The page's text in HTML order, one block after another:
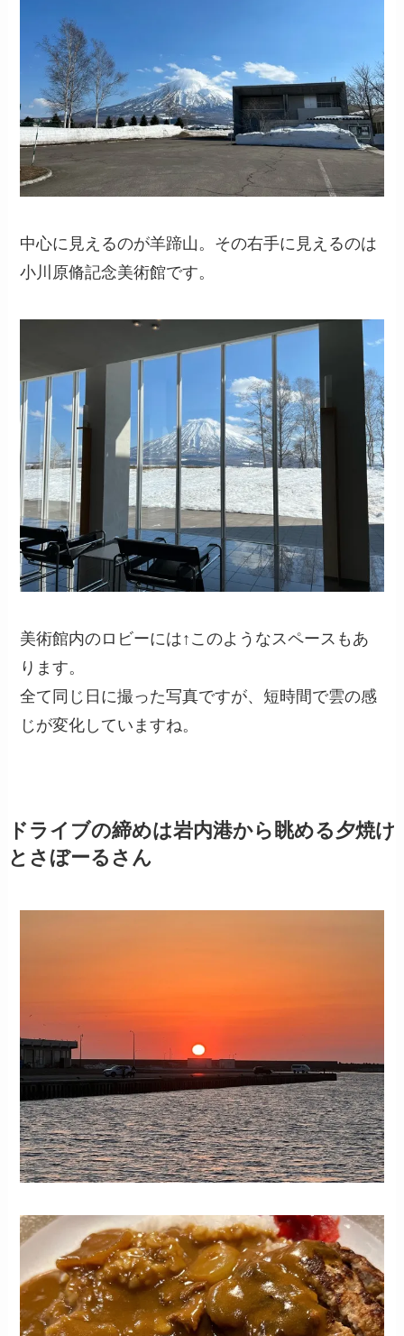
中心に見えるのが羊蹄山。その右手に見えるのは
小川原脩記念美術館です。
美術館内のロビーには↑このようなスペースもあ
ります。
全て同じ日に撮った写真ですが、短時間で雲の感
じが変化していますね。
ドライブの締めは岩内港から眺める夕焼け
とさぼーるさん